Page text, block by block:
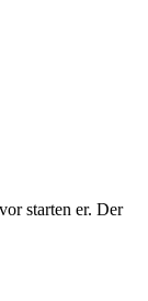
starten er. Der